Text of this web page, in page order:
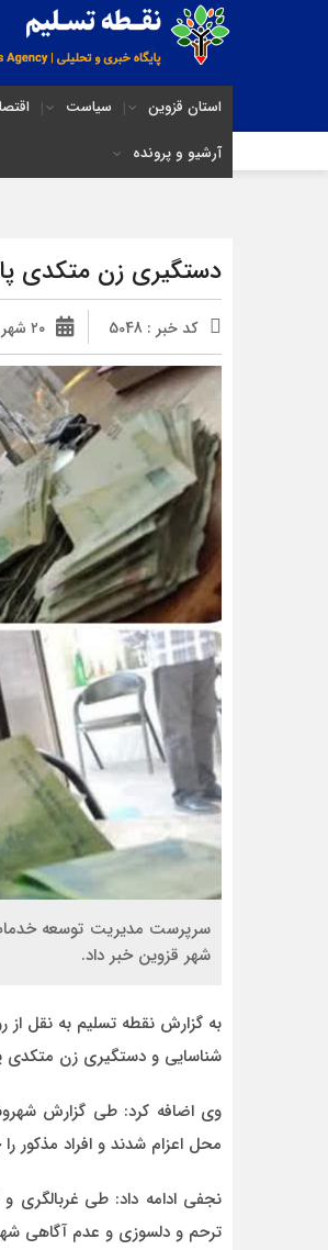
استان قزوین سیاست
آرشیو و پرونده
دستگیری زن متکدی
کد خبر : 5048 ۲۰ شهریور ۱۴۰۴ - ۲۲:۲۱
سرپرست مدیریت توسعه
شهر قزوین خبر داد.
به گزارش نقطه تسلیم به نقل
شناسایی و دستگیری زن متکدی
محل اعزام شدند و افراد مذکور
ترحم و دلسوزی و عدم آگاهی
احمد
وقتی هر فردی با هر